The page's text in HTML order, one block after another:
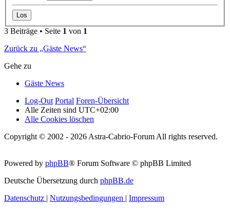
3 Beiträge • Seite 1 von 1
Zurück zu „Gäste News“
Gehe zu
Gäste News
Log-Out Portal Foren-Übersicht
Alle Zeiten sind UTC+02:00
Alle Cookies löschen
Copyright © 2002 - 2026 Astra-Cabrio-Forum All rights reserved.
Powered by phpBB® Forum Software © phpBB Limited
Deutsche Übersetzung durch phpBB.de
Datenschutz | Nutzungsbedingungen | Impressum